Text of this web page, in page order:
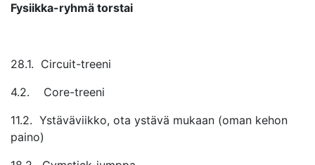
Fysiikka-ryhmä torstai
28.1. Circuit-treeni
4.2. Core-treeni
11.2. Ystäväviikko, ota ystävä mukaan (oman kehon
paino)